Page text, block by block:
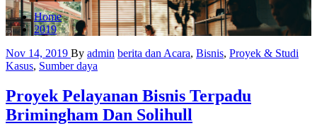
Home
2019
Nov 14, 2019 By admin berita dan Acara, Bisnis, Proyek & Studi
Kasus, Sumber daya
Proyek Pelayanan Bisnis Terpadu
Brimingham Dan Solihull